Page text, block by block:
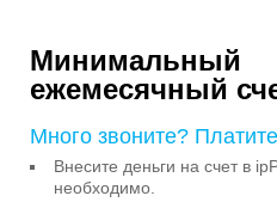
Минимальный
ежемесячный
Много звоните?
Внесите деньги на счет в
необходимо.